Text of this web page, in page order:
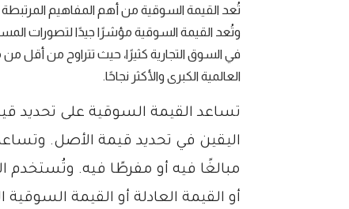
تُعد القيمة السوقية من أهم المفاهيم
وتُعد القيمة السوقية مؤشرًا جيدًا لتصورات
في السوق التجارية كثيرًا، حيث تتراوح من أقل
العالمية الكبرى والأكثر نجاحًا.
تساعد القيمة السوقية على تحديد
اليقين في تحديد قيمة الأصل.
مبالغًا فيه أو مفرطًا فيه. وتُستخدم
أو القيمة العادلة أو القيمة السوقية